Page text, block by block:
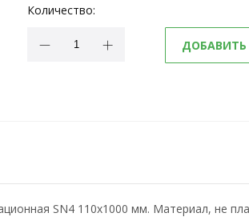
Количество:
ДОБАВИТЬ
SN4 110x1000 мм. Материал, не